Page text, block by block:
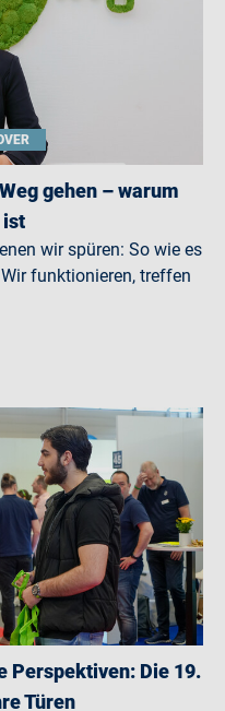
gehen – warum
ist
wir spüren: So wie es
funktionieren, treffen
Perspektiven: Die 19.
Türen